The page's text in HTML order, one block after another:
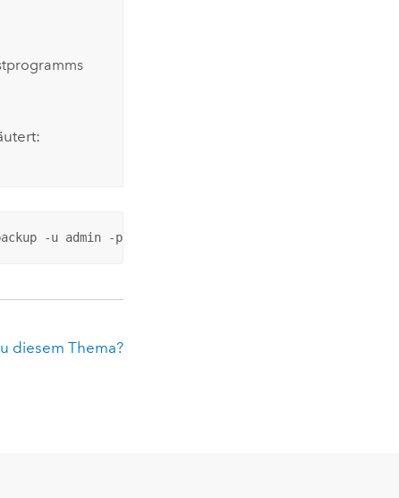
-u admin -p admin -s http://myserver:6080 -f /tmp/
diesem Thema?